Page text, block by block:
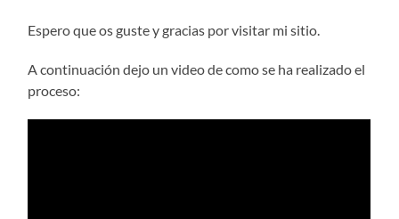
Espero que os guste y gracias por visitar mi sitio.
A continuación dejo un video de como se ha realizado el
proceso: